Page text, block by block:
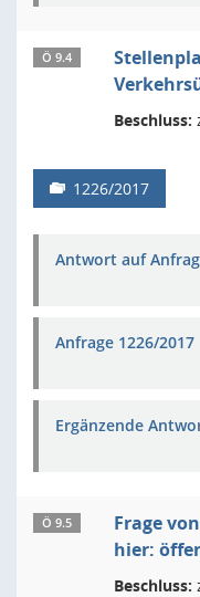
Ö 9.4
Beschluss:
1226/2017
Antwort auf
Anfrage 1226/2017
Ergänzende
Ö 9.5
Frage
hier:
Beschluss: